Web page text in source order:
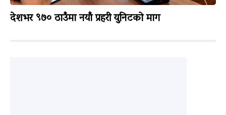
देशभर ९७० ठाउँमा नयाँ प्रहरी युनिटको माग